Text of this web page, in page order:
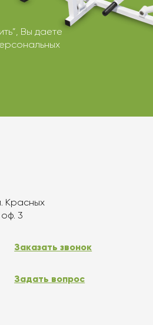
Вы даете
Красных
3
Заказать звонок
Задать вопрос